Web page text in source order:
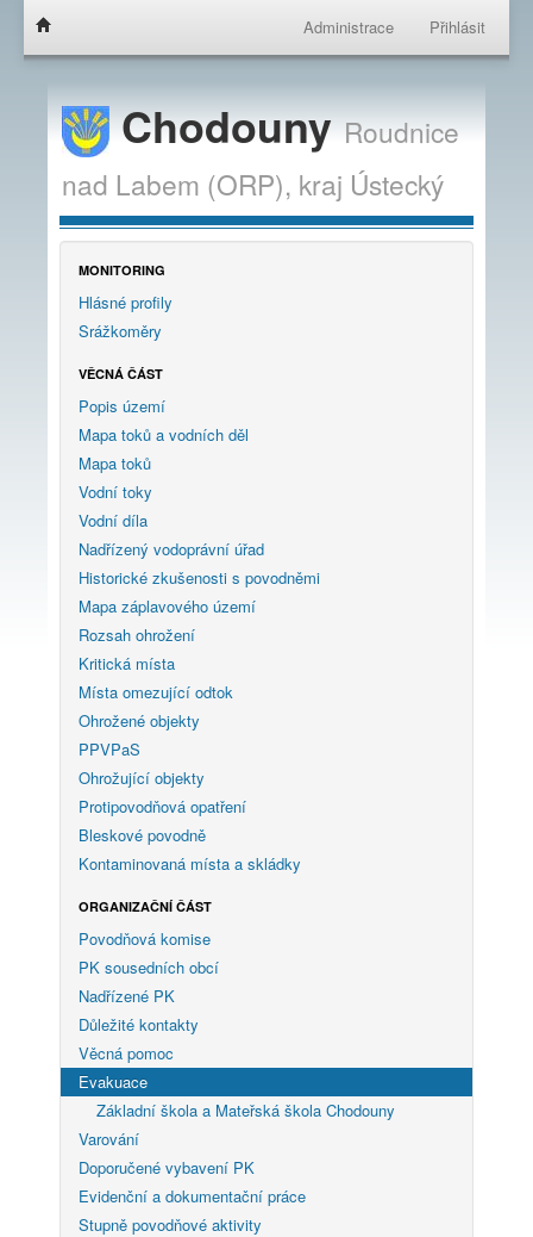
Administrace Přihlásit
ChodounyRoudnice
nad Labem (ORP), kraj Ústecký
MONITORING
Hlásné profily
Srážkoměry
VĚCNÁ ČÁST
Popis území
Mapa toků a vodních děl
Mapa toků
Vodní toky
Vodní díla
Nadřízený vodoprávní úřad
Historické zkušenosti s povodněmi
Mapa záplavového území
Rozsah ohrožení
Kritická místa
Místa omezující odtok
Ohrožené objekty
PPVPaS
Ohrožující objekty
Protipovodňová opatření
Bleskové povodně
Kontaminovaná místa a skládky
ORGANIZAČNÍ ČÁST
Povodňová komise
PK sousedních obcí
Nadřízené PK
Důležité kontakty
Věcná pomoc
Evakuace
Základní škola a Mateřská škola Chodouny
Varování
Doporučené vybavení PK
Evidenční a dokumentační práce
Stupně povodňové aktivity